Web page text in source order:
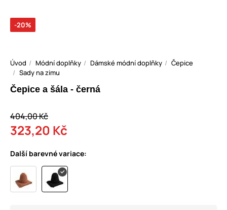
-20%
Úvod Módní doplňky Dámské módní doplňky
Čepice
Sady na zimu
Čepice a šála - černá
404,00 Kč
323,20 Kč
Další barevné variace: